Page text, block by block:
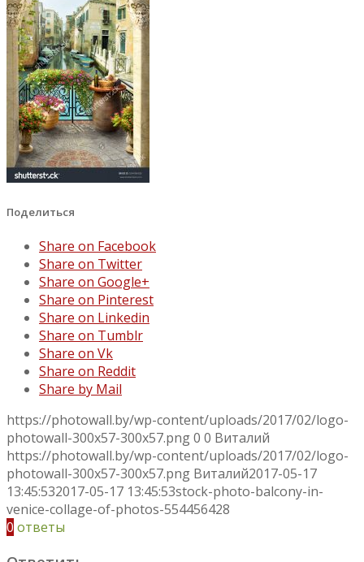
Поделиться
Share on Facebook
Share on Twitter
Share on Google+
Share on Pinterest
Share on Linkedin
Share on Tumblr
Share on Vk
Share on Reddit
Share by Mail
https://photowall.by/wp-content/uploads/2017/02/logo-
photowall-300x57-300x57.png0 0 Виталий
https://photowall.by/wp-content/uploads/2017/02/logo-
photowall-300x57-300x57.png Виталий2017-05-17
13:45:532017-05-17 13:45:53stock-photo-balcony-in-
venice-collage-of-photos-554456428
0 ответы